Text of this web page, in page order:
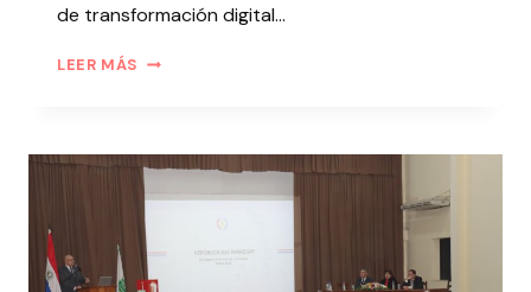
de transformación digital…
LEER MÁS